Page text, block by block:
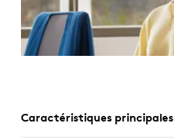
Caractéristiques principales